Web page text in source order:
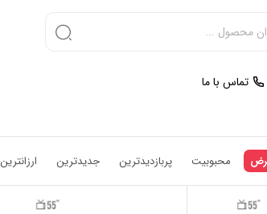
تماس با ما
محبوبیت پربازدیدترین جدیدترین ارزانترین